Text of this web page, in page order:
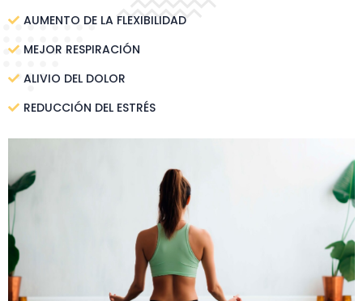
AUMENTO DE LA FLEXIBILIDAD
MEJOR RESPIRACIÓN
ALIVIO DEL DOLOR
REDUCCIÓN DEL ESTRÉS